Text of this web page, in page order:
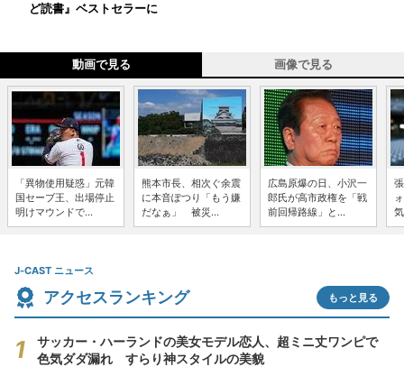
ど読書』ベストセラーに
動画で見る 画像で見る
「異物使用疑惑」元韓
国セーブ王、出場停止
明けマウンドで...
熊本市長、相次ぐ余震
に本音ぽつり「もう嫌
だなぁ」 被災...
広島原爆の日、小沢一
郎氏が高市政権を「戦
前回帰路線」と...
J-CAST ニュース
アクセスランキング もっと見る
サッカー・ハーランドの美女モデル恋人、超ミニ丈ワンピで
色気ダダ漏れ すらり神スタイルの美貌